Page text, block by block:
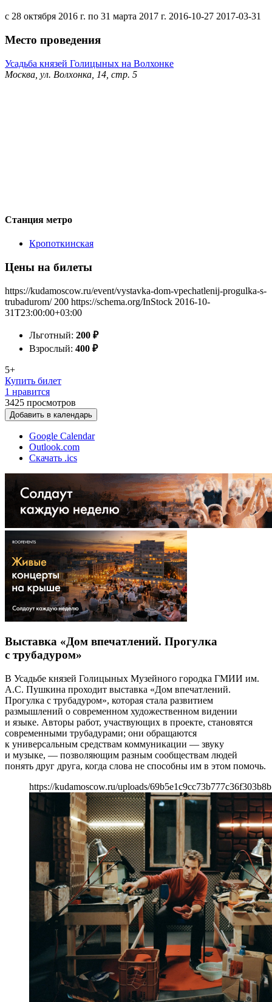
с 28 октября 2016 г. по 31 марта 2017 г. 2016-10-27 2017-03-31
Место проведения
Усадьба князей Голицыных на Волхонке
Москва, ул. Волхонка, 14, стр. 5
Станция метро
Кропоткинская
Цены на билеты
https://kudamoscow.ru/event/vystavka-dom-vpechatlenij-progulka-s-
trubadurom/ 200 https://schema.org/InStock 2016-10-
31T23:00:00+03:00
Льготный: 200 ₽
Взрослый: 400 ₽
5+
Купить билет
1 нравится
3425 просмотров
Добавить в календарь
Google Calendar
Outlook.com
Скачать .ics
Выставка «Дом впечатлений. Прогулка
с трубадуром»
В Усадьбе князей Голицыных Музейного городка ГМИИ им.
А.С. Пушкина проходит выставка «Дом впечатлений.
Прогулка с трубадуром», которая стала развитием
размышлений о современном художественном видении
и языке. Авторы работ, участвующих в проекте, становятся
современными трубадурами; они обращаются
к универсальным средствам коммуникации — звуку
и музыке, — позволяющим разным сообществам людей
понять друг друга, когда слова не способны им в этом помочь.
https://kudamoscow.ru/uploads/